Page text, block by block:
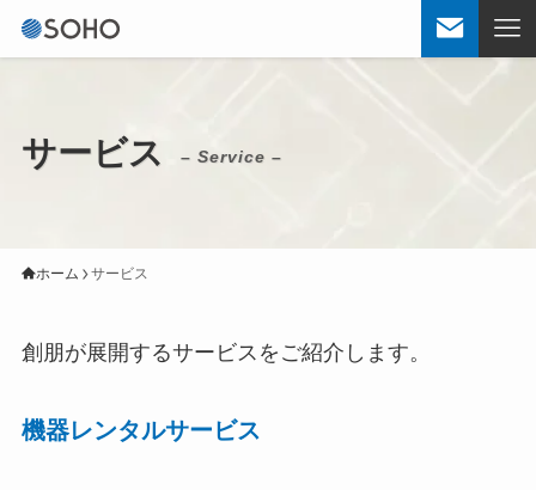
サービス – Service –
ホーム サービス
創朋が展開するサービスをご紹介します。
機器レンタルサービス